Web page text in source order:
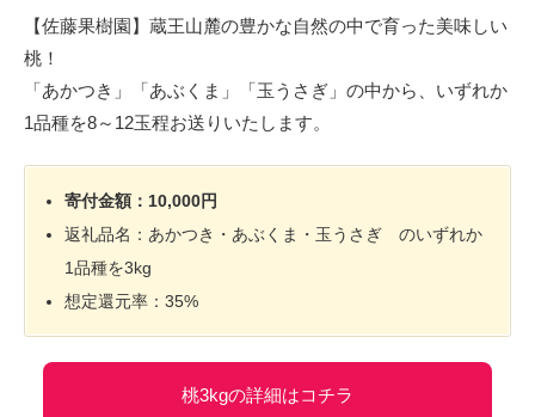
【佐藤果樹園】蔵王山麓の豊かな自然の中で育った美味しい
桃！
「あかつき」「あぶくま」「玉うさぎ」の中から、いずれか
1品種を8～12玉程お送りいたします。
寄付金額：10,000円
返礼品名：あかつき・あぶくま・玉うさぎ のいずれか
1品種を3kg
想定還元率：35%
桃3kgの詳細はコチラ